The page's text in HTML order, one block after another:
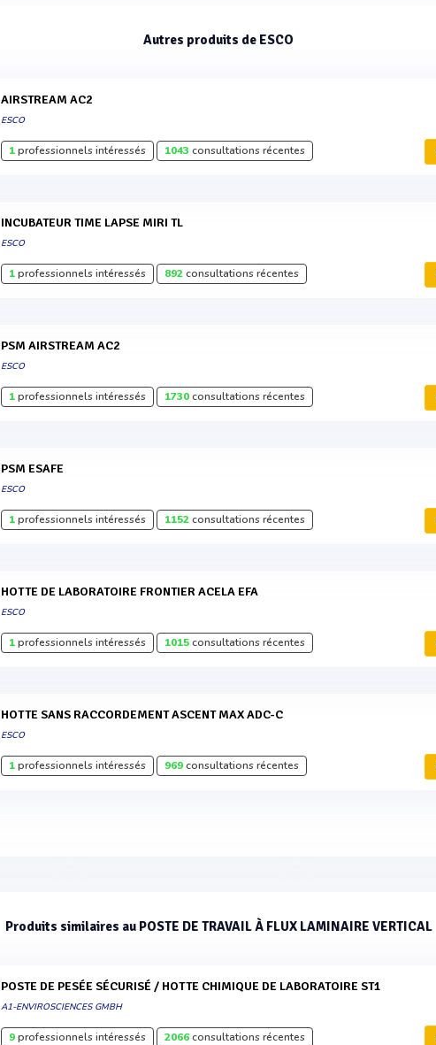
Autres produits de ESCO
AIRSTREAM AC2
ESCO
1professionnels intéressés 1043 consultations récentes
INCUBATEUR TIME LAPSE MIRI TL
ESCO
1professionnels intéressés 892consultations récentes
PSM AIRSTREAM AC2
ESCO
1professionnels intéressés 1730consultations récentes
PSM ESAFE
ESCO
1professionnels intéressés 1152consultations récentes
HOTTE DE LABORATOIRE FRONTIER ACELA EFA
ESCO
1professionnels intéressés 1015consultations récentes
HOTTE SANS RACCORDEMENT ASCENT MAX ADC-C
ESCO
1professionnels intéressés 969consultations récentes
Produits similaires au POSTE DE TRAVAIL À FLUX LAMINAIRE VERTICAL
POSTE DE PESÉE SÉCURISÉ / HOTTE CHIMIQUE DE LABORATOIRE ST1
A1-ENVIROSCIENCES GMBH
9professionnels intéressés 2066consultations récentes